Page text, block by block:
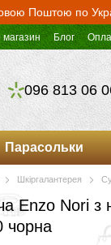
Поштою по
магазин Блог
096 813 06
Парасольки
Шкіргалантерея
Enzo Nori з
чорна